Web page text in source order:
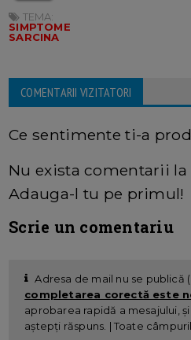
TEMA:
SIMPTOME
SARCINA
COMENTARII VIZITATORI
Ce sentimente ti-a
Nu exista comentarii la
Adauga-l tu pe primul!
Scrie un comentariu
Adresa de mail nu se publică
completarea corectă este
aprobarea rapidă a mesajului,
aștepți răspuns. | Toate